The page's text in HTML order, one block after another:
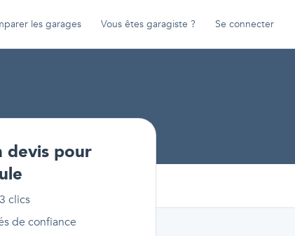
les garages Vous êtes garagiste ? Se connecter
devis pour
clics
de confiance